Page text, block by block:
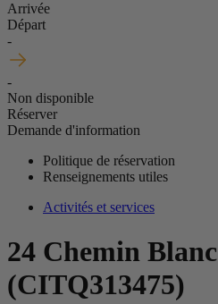
Arrivée
Départ
-
-
Non disponible
Réserver
Demande d'information
Politique de réservation
Renseignements utiles
Activités et services
24 Chemin Blanc
(CITQ313475)